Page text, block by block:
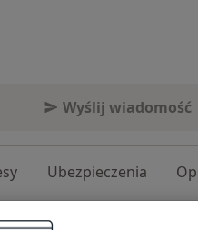
Wyślij wiadomość
Ubezpieczenia